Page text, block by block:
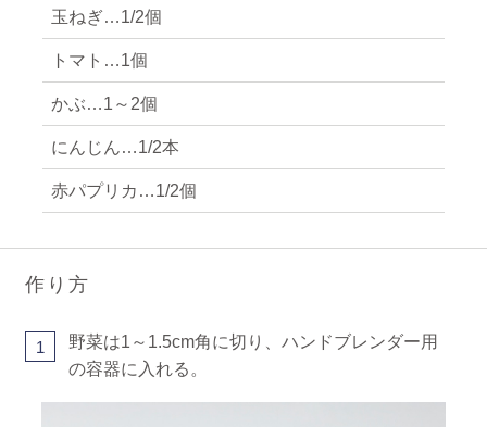
玉ねぎ…1/2個
トマト…1個
かぶ…1～2個
にんじん…1/2本
赤パプリカ…1/2個
作り方
1
野菜は1～1.5cm角に切り、ハンドブレンダー用
の容器に入れる。